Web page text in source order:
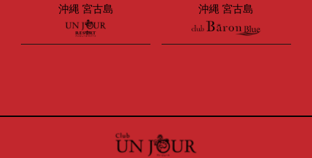
沖縄 宮古島 沖縄 宮古島